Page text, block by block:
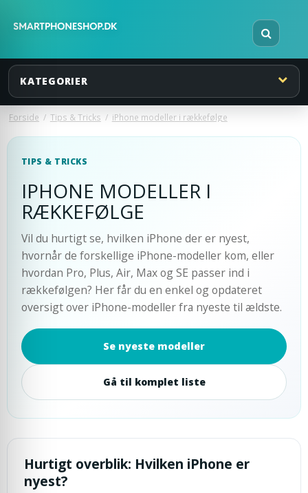
KATEGORIER
Forside / Tips & Tricks / iPhone modeller i rækkefølge
TIPS & TRICKS
IPHONE MODELLER I
RÆKKEFØLGE
Vil du hurtigt se, hvilken iPhone der er nyest,
hvornår de forskellige iPhone-modeller kom, eller
hvordan Pro, Plus, Air, Max og SE passer ind i
rækkefølgen? Her får du en enkel og opdateret
oversigt over iPhone-modeller fra nyeste til ældste.
Se nyeste modeller
Gå til komplet liste
Hurtigt overblik: Hvilken iPhone er
nyest?